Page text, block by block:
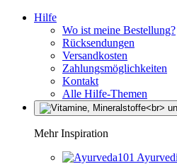
Hilfe
Wo ist meine Bestellung?
Rücksendungen
Versandkosten
Zahlungsmöglichkeiten
Kontakt
Alle Hilfe-Themen
Mehr Inspiration